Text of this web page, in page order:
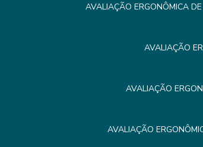
AVALIAÇÃO ERGONÔMICA
AVALIAÇÃO
AVALIAÇÃO
AVALIAÇÃO